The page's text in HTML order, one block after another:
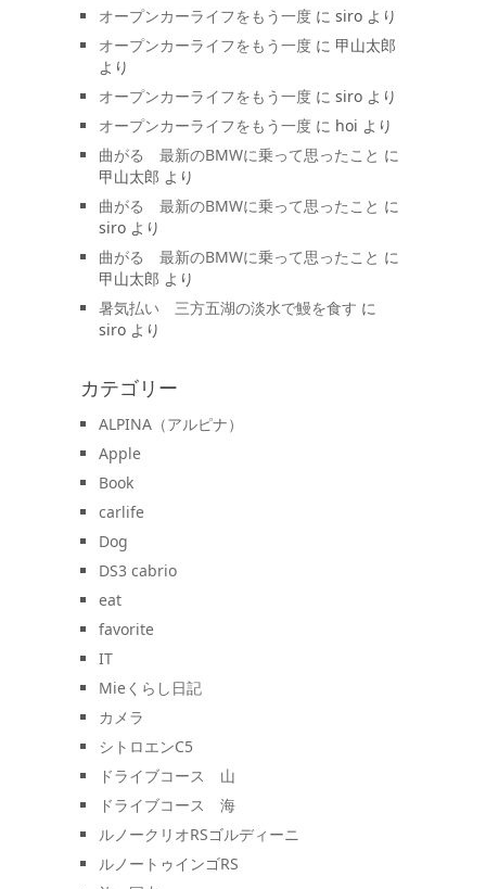
オープンカーライフをもう一度 に siro より
オープンカーライフをもう一度 に 甲山太郎
より
オープンカーライフをもう一度 に siro より
オープンカーライフをもう一度 に hoi より
曲がる 最新のBMWに乗って思ったこと に
甲山太郎 より
曲がる 最新のBMWに乗って思ったこと に
siro より
曲がる 最新のBMWに乗って思ったこと に
甲山太郎 より
暑気払い 三方五湖の淡水で鰻を食す に
siro より
カテゴリー
ALPINA（アルピナ）
Apple
Book
carlife
Dog
DS3 cabrio
eat
favorite
IT
Mieくらし日記
カメラ
シトロエンC5
ドライブコース 山
ドライブコース 海
ルノークリオRSゴルディーニ
ルノートゥインゴRS